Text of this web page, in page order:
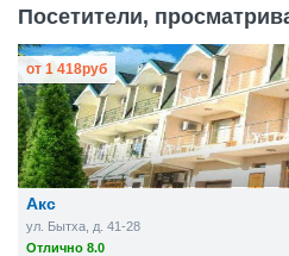
Посетители,
Акс
ул. Бытха, д. 41-28
Отлично 8.0
от 1 418руб